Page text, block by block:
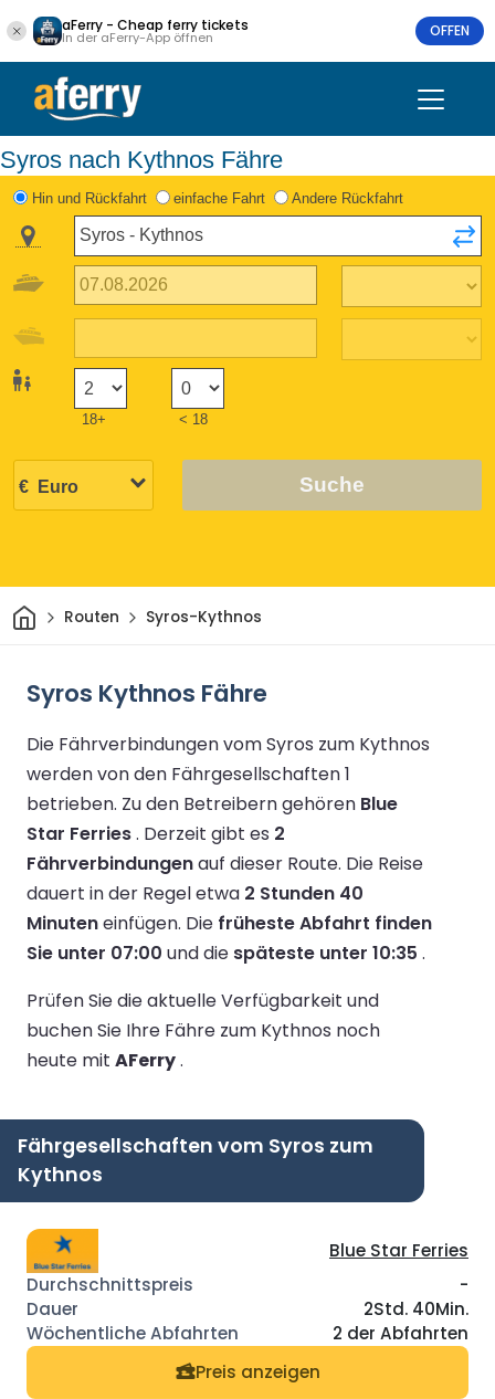
aFerry - Cheap ferry tickets
In der aFerry-App öffnen OFFEN
Syros nach Kythnos Fähre
Hin und Rückfahrt einfache Fahrt Andere Rückfahrt
18+ < 18
Suche
HeimRouten Syros-Kythnos
Syros Kythnos Fähre
Die Fährverbindungen vom Syros zum Kythnos
werden von den Fährgesellschaften 1
betrieben. Zu den Betreibern gehören Blue
Star Ferries. Derzeit gibt es 2
Fährverbindungenauf dieser Route. Die Reise
dauert in der Regel etwa 2 Stunden 40
Minuteneinfügen. Die früheste Abfahrt finden
Sie unter 07:00 und die späteste unter 10:35 .
Prüfen Sie die aktuelle Verfügbarkeit und
buchen Sie Ihre Fähre zum Kythnos noch
heute mit AFerry.
Fährgesellschaften vom Syros zum
Kythnos
Blue Star Ferries
-
2Std. 40Min.
2 der Abfahrten
Preis anzeigen